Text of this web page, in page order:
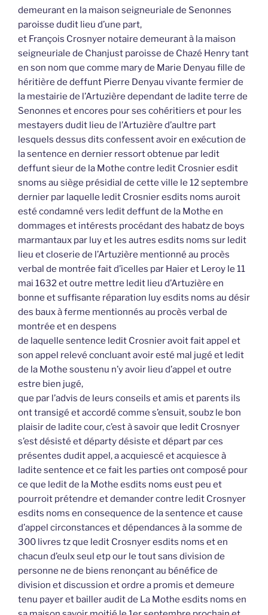
demeurant en la maison seigneuriale de Senonnes
paroisse dudit lieu d’une part,
et François Crosnyer notaire demeurant à la maison
seigneuriale de Chanjust paroisse de Chazé Henry tant
en son nom que comme mary de Marie Denyau fille de
héritière de deffunt Pierre Denyau vivante fermier de
la mestairie de l’Artuzière dependant de ladite terre de
Senonnes et encores pour ses cohéritiers et pour les
mestayers dudit lieu de l’Artuzière d’aultre part
lesquels dessus dits confessent avoir en exécution de
la sentence en dernier ressort obtenue par ledit
deffunt sieur de la Mothe contre ledit Crosnier esdit
snoms au siège présidial de cette ville le 12 septembre
dernier par laquelle ledit Crosnier esdits noms auroit
esté condamné vers ledit deffunt de la Mothe en
dommages et intérests procédant des habatz de boys
marmantaux par luy et les autres esdits noms sur ledit
lieu et closerie de l’Artuzière mentionné au procès
verbal de montrée fait d’icelles par Haier et Leroy le 11
mai 1632 et outre mettre ledit lieu d’Artuzière en
bonne et suffisante réparation luy esdits noms au désir
des baux à ferme mentionnés au procès verbal de
montrée et en despens
de laquelle sentence ledit Crosnier avoit fait appel et
son appel relevé concluant avoir esté mal jugé et ledit
de la Mothe soustenu n’y avoir lieu d’appel et outre
estre bien jugé,
que par l’advis de leurs conseils et amis et parents ils
ont transigé et accordé comme s’ensuit, soubz le bon
plaisir de ladite cour, c’est à savoir que ledit Crosnyer
s’est désisté et départy désiste et départ par ces
présentes dudit appel, a acquiescé et acquiesce à
ladite sentence et ce fait les parties ont composé pour
ce que ledit de la Mothe esdits noms eust peu et
pourroit prétendre et demander contre ledit Crosnyer
esdits noms en consequence de la sentence et cause
d’appel circonstances et dépendances à la somme de
300 livres tz que ledit Crosnyer esdits noms et en
chacun d’eulx seul etp our le tout sans division de
personne ne de biens renonçant au bénéfice de
division et discussion et ordre a promis et demeure
tenu payer et bailler audit de La Mothe esdits noms en